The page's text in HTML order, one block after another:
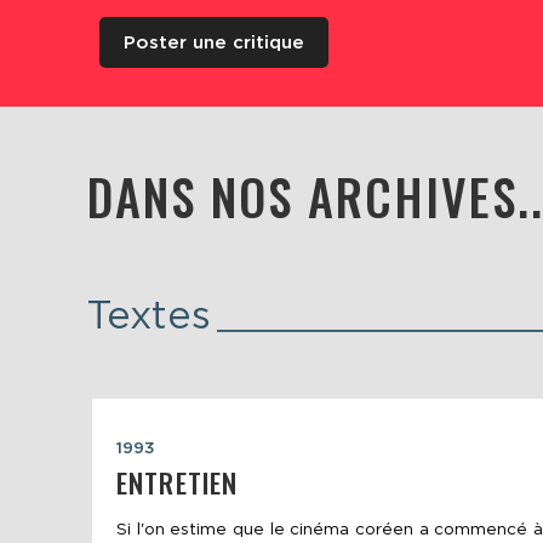
Poster une critique
DANS NOS
Textes
1993
ENTRETIEN
Si l'on estime que le cinéma coréen a commencé à